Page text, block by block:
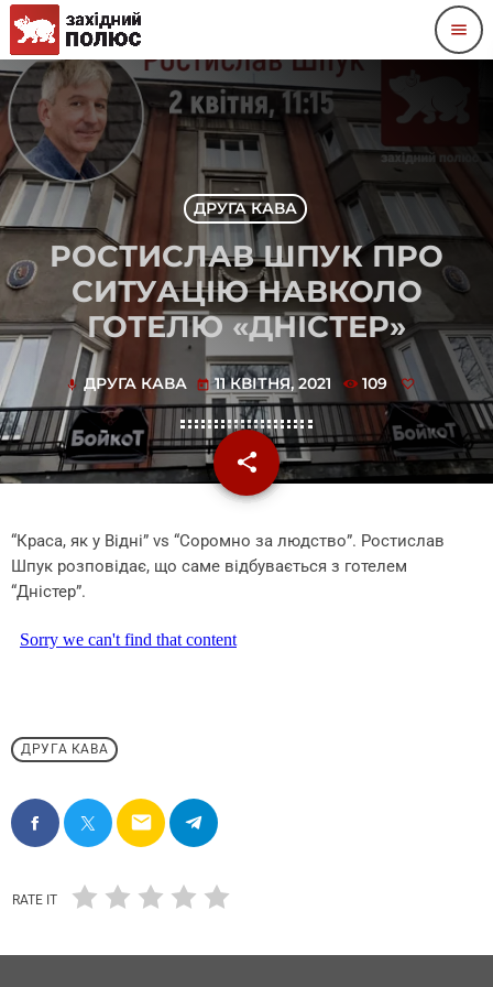
menu
ДРУГА КАВА
РОСТИСЛАВ ШПУК ПРО
СИТУАЦІЮ НАВКОЛО
ГОТЕЛЮ «ДНІСТЕР»
mic ДРУГА КАВА today 11 КВІТНЯ, 2021 109
share
email
“Краса, як у Відні” vs “Соромно за людство”. Ростислав
Шпук розповідає, що саме відбувається з готелем
“Дністер”.
ДРУГА КАВА
email
RATE IT